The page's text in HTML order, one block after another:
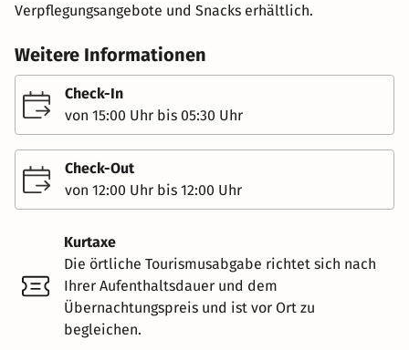
Verpflegungsangebote und Snacks erhältlich.
Weitere Informationen
Check-In
von 15:00 Uhr bis 05:30 Uhr
Check-Out
von 12:00 Uhr bis 12:00 Uhr
Kurtaxe
Die örtliche Tourismusabgabe richtet sich nach
Ihrer Aufenthaltsdauer und dem
Übernachtungspreis und ist vor Ort zu
begleichen.